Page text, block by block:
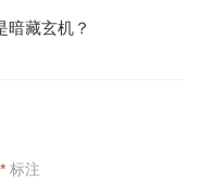
暗藏玄机？
*标注